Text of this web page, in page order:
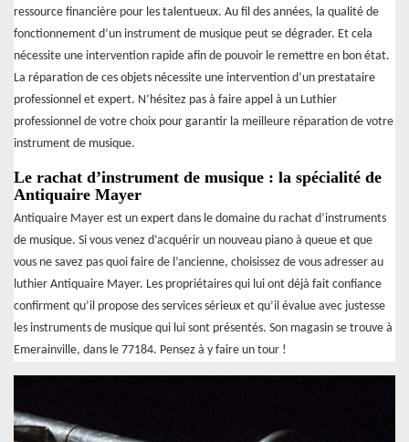
ressource financière pour les talentueux. Au fil des années, la qualité de
fonctionnement d’un instrument de musique peut se dégrader. Et cela
nécessite une intervention rapide afin de pouvoir le remettre en bon état.
La réparation de ces objets nécessite une intervention d’un prestataire
professionnel et expert. N’hésitez pas à faire appel à un Luthier
professionnel de votre choix pour garantir la meilleure réparation de votre
instrument de musique.
Le rachat d’instrument de musique : la spécialité de
Antiquaire Mayer
Antiquaire Mayer est un expert dans le domaine du rachat d’instruments
de musique. Si vous venez d’acquérir un nouveau piano à queue et que
vous ne savez pas quoi faire de l’ancienne, choisissez de vous adresser au
luthier Antiquaire Mayer. Les propriétaires qui lui ont déjà fait confiance
confirment qu’il propose des services sérieux et qu’il évalue avec justesse
les instruments de musique qui lui sont présentés. Son magasin se trouve à
Emerainville, dans le 77184. Pensez à y faire un tour !